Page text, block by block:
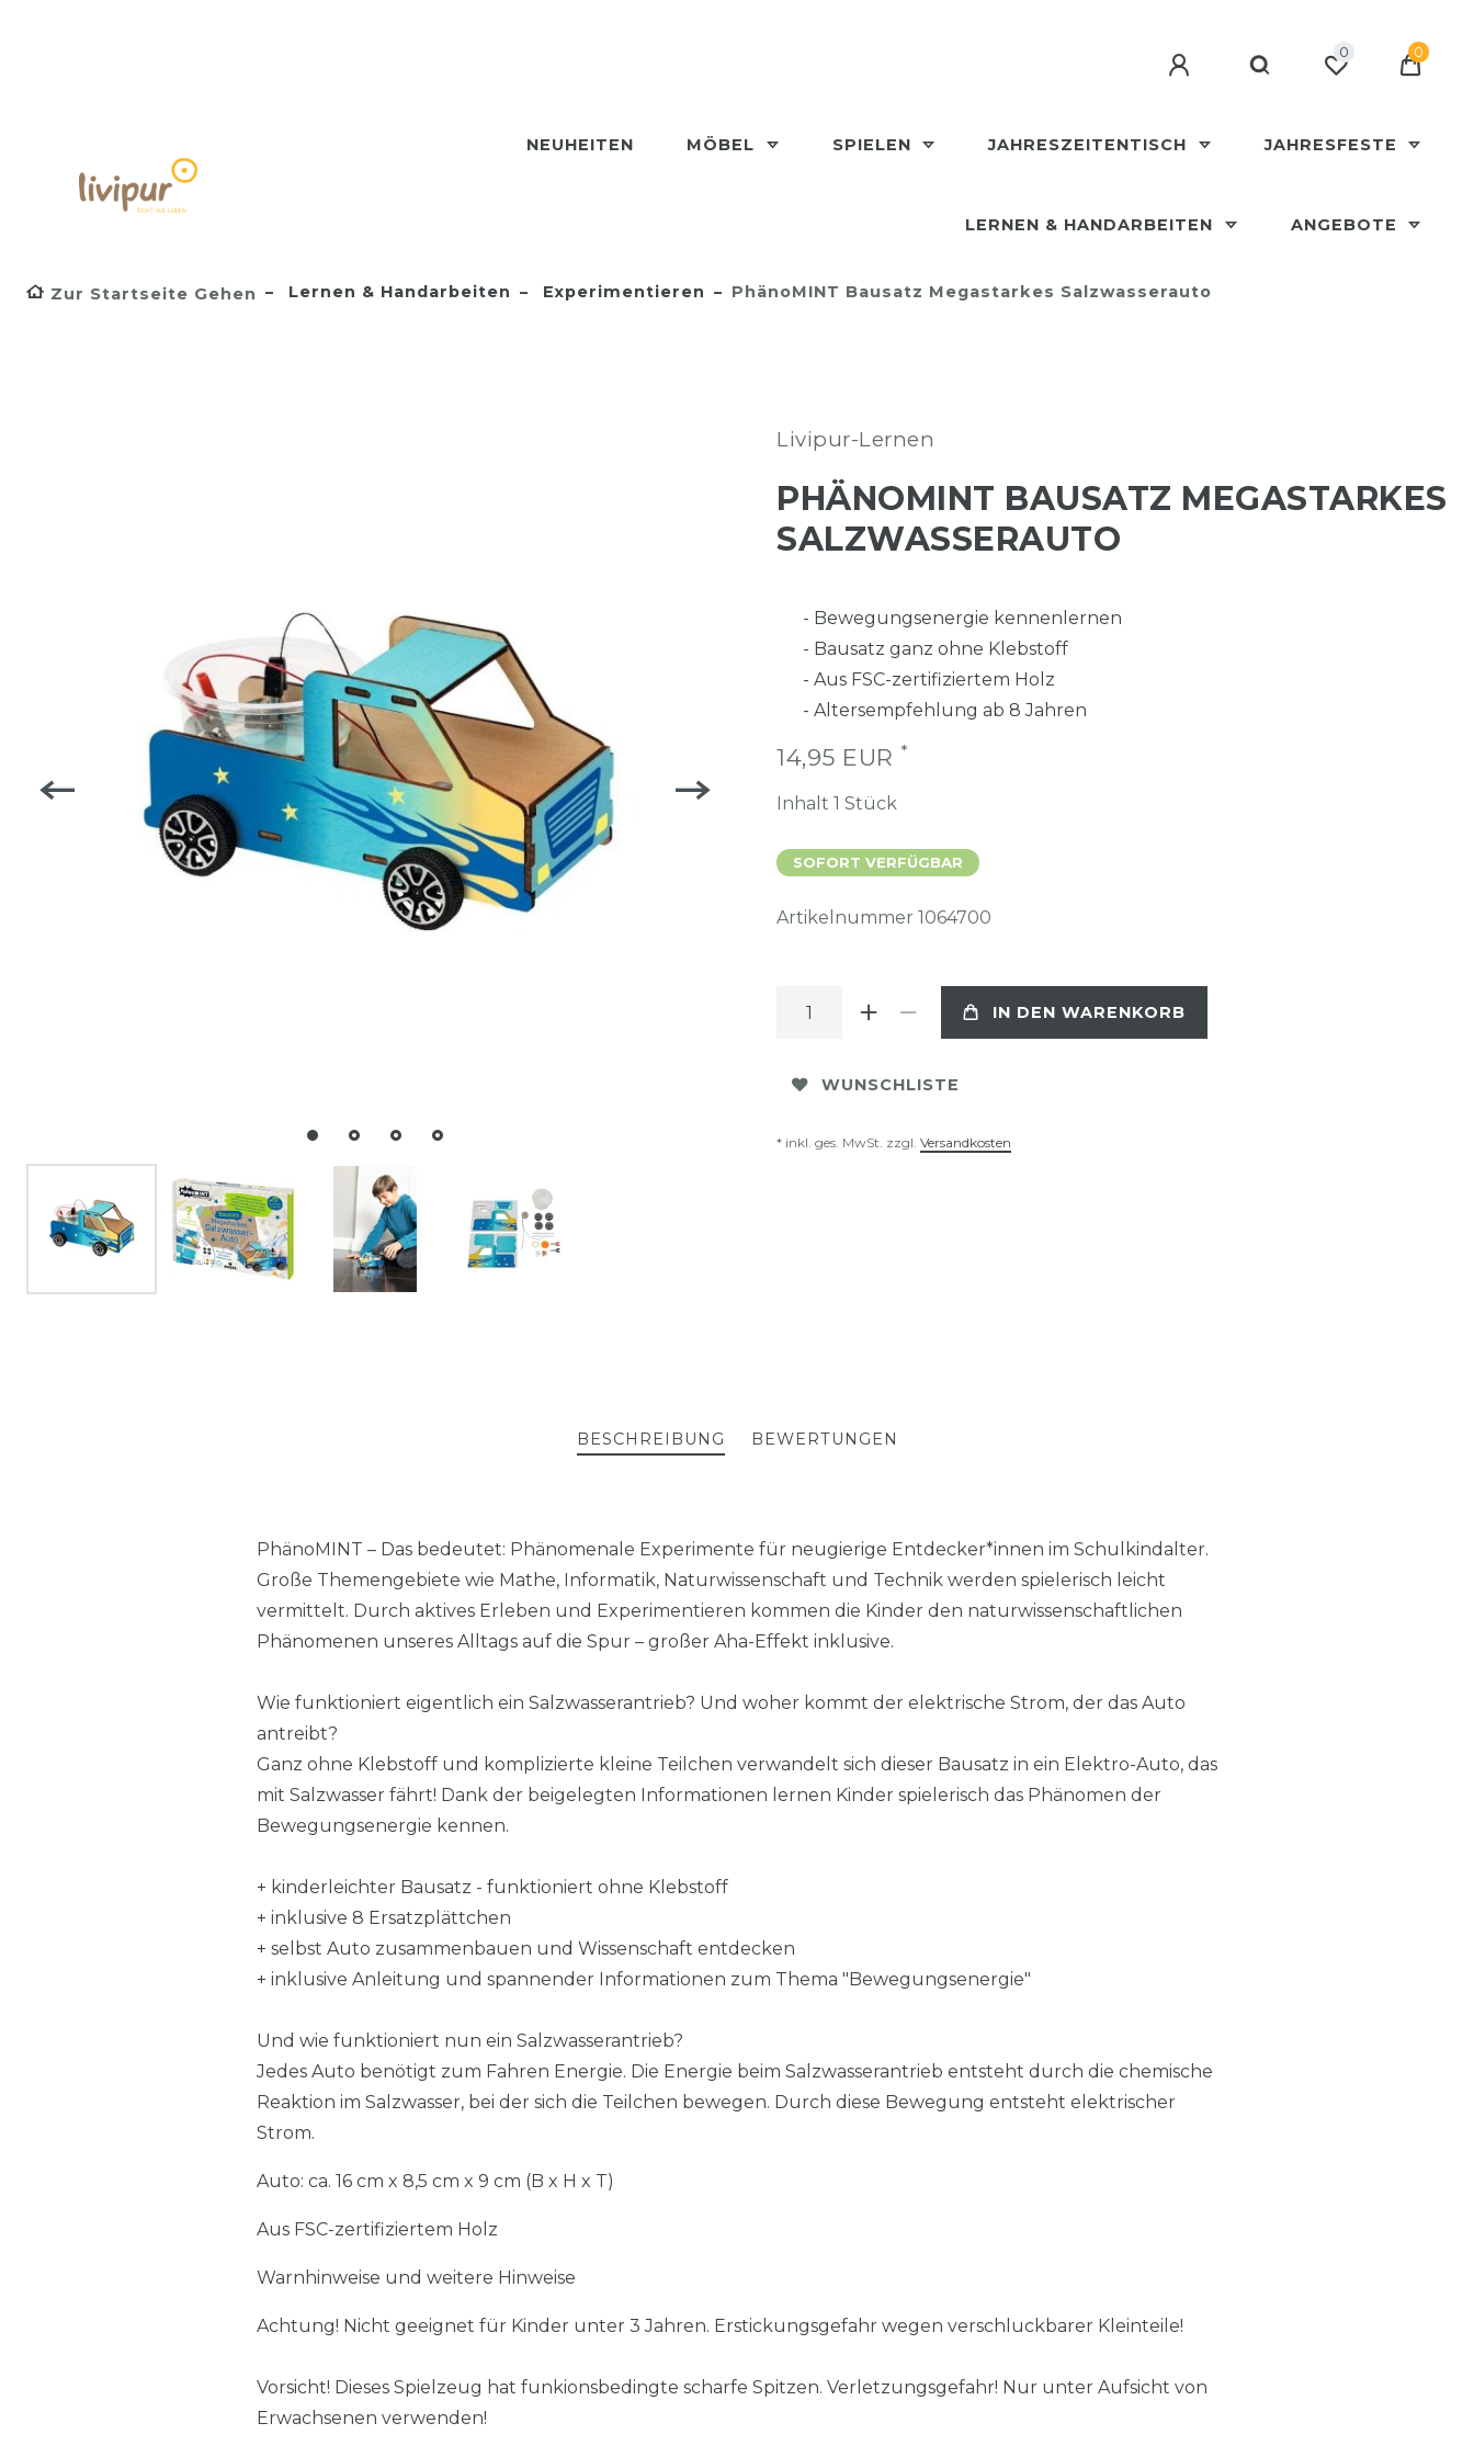
0 0
NEUHEITEN MÖBEL SPIELEN JAHRESZEITENTISCH JAHRESFESTE
LERNEN & HANDARBEITEN ANGEBOTE
Zur Startseite Gehen Lernen & Handarbeiten Experimentieren PhänoMINT Bausatz Megastarkes Salzwasserauto
Livipur-Lernen
PHÄNOMINT BAUSATZ MEGASTARKES
SALZWASSERAUTO
- Bewegungsenergie kennenlernen
- Bausatz ganz ohne Klebstoff
- Aus FSC-zertifiziertem Holz
- Altersempfehlung ab 8 Jahren
14,95 EUR *
Inhalt 1 Stück
SOFORT VERFÜGBAR
Artikelnummer 1064700
IN DEN WARENKORB
WUNSCHLISTE
* inkl. ges. MwSt. zzgl. Versandkosten
BESCHREIBUNG BEWERTUNGEN
PhänoMINT – Das bedeutet: Phänomenale Experimente für neugierige Entdecker*innen im Schulkindalter.
Große Themengebiete wie Mathe, Informatik, Naturwissenschaft und Technik werden spielerisch leicht
vermittelt. Durch aktives Erleben und Experimentieren kommen die Kinder den naturwissenschaftlichen
Phänomenen unseres Alltags auf die Spur – großer Aha-Effekt inklusive.
Wie funktioniert eigentlich ein Salzwasserantrieb? Und woher kommt der elektrische Strom, der das Auto
antreibt?
Ganz ohne Klebstoff und komplizierte kleine Teilchen verwandelt sich dieser Bausatz in ein Elektro-Auto, das
mit Salzwasser fährt! Dank der beigelegten Informationen lernen Kinder spielerisch das Phänomen der
Bewegungsenergie kennen.
+ kinderleichter Bausatz - funktioniert ohne Klebstoff
+ inklusive 8 Ersatzplättchen
+ selbst Auto zusammenbauen und Wissenschaft entdecken
+ inklusive Anleitung und spannender Informationen zum Thema "Bewegungsenergie"
Und wie funktioniert nun ein Salzwasserantrieb?
Jedes Auto benötigt zum Fahren Energie. Die Energie beim Salzwasserantrieb entsteht durch die chemische
Reaktion im Salzwasser, bei der sich die Teilchen bewegen. Durch diese Bewegung entsteht elektrischer
Strom.
Auto: ca. 16 cm x 8,5 cm x 9 cm (B x H x T)
Aus FSC-zertifiziertem Holz
Warnhinweise und weitere Hinweise
Achtung! Nicht geeignet für Kinder unter 3 Jahren. Erstickungsgefahr wegen verschluckbarer Kleinteile!
Vorsicht! Dieses Spielzeug hat funkionsbedingte scharfe Spitzen. Verletzungsgefahr! Nur unter Aufsicht von
Erwachsenen verwenden!